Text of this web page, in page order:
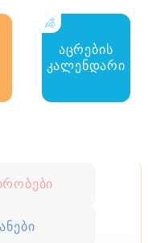
აცრების
კალენდარი